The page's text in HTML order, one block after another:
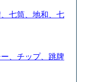
七筒、地和、七
、チップ、跳牌